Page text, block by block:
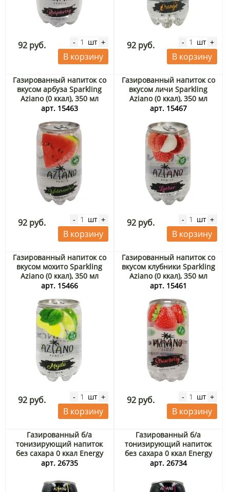
92 руб. - шт +
В корзину
92 руб. - шт +
В корзину
Газированный напиток со
вкусом арбуза Sparkling
Aziano (0 ккал), 350 мл
арт. 15463
92 руб. - шт +
В корзину
Газированный напиток со
вкусом личи Sparkling
Aziano (0 ккал), 350 мл
арт. 15467
92 руб. - шт +
В корзину
Газированный напиток со
вкусом мохито Sparkling
Aziano (0 ккал), 350 мл
арт. 15466
92 руб. - шт +
В корзину
Газированный напиток со
вкусом клубники Sparkling
Aziano (0 ккал), 350 мл
арт. 15461
92 руб. - шт +
В корзину
Газированный б/а
тонизирующий напиток
без сахара 0 ккал Energy
Power Aziano, 350 мл
арт. 26735
Газированный б/а
тонизирующий напиток
без сахара 0 ккал Energy
Fly Aziano, 350 мл
арт. 26734